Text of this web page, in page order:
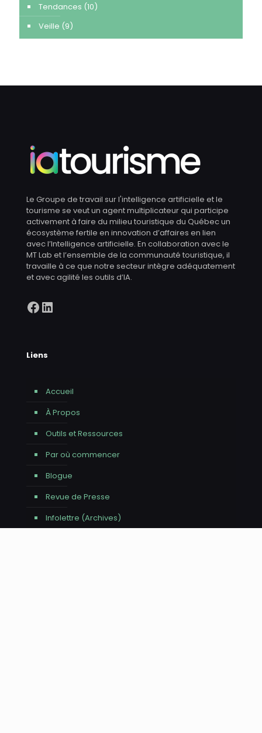
Tendances (10)
Veille (9)
Le Groupe de travail sur l'intelligence artificielle et le
tourisme se veut un agent multiplicateur qui participe
activement à faire du milieu touristique du Québec un
écosystème fertile en innovation d’affaires en lien
avec l’Intelligence artificielle. En collaboration avec le
MT Lab et l’ensemble de la communauté touristique, il
travaille à ce que notre secteur intègre adéquatement
et avec agilité les outils d’IA.
Facebook
LinkedIn
Liens
Accueil
À Propos
Outils et Ressources
Par où commencer
Blogue
Revue de Presse
Infolettre (Archives)